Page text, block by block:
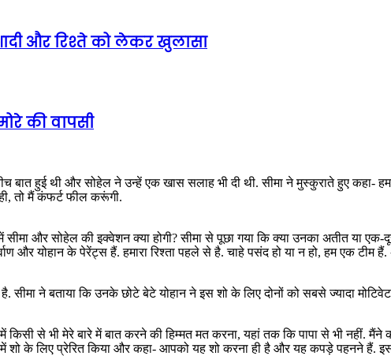
और रिश्ते को लेकर खुलासा
की वापसी
बात हुई थी और सोहेल ने उन्हें एक खास सलाह भी दी थी. सीमा ने मुस्कुराते हुए
तो मैं कंफर्ट फील करूंगी.
और सोहेल की इक्वेशन क्या होगी? सीमा से पूछा गया कि क्या उनका अतीत या
और योहान के पेरेंट्स हैं. हमारा रिश्ता पहले से है. चाहे पसंद हो या न हो, हम एक
ने बताया कि उनके छोटे बेटे योहान ने इस शो के लिए दोनों को सबसे ज्यादा
से भी मेरे बारे में बात करने की हिम्मत मत करना, यहां तक कि पापा से भी नहीं. मैंने
शो के लिए प्रेरित किया और कहा- आपको यह शो करना ही है और यह कपड़े पहनने हैं.